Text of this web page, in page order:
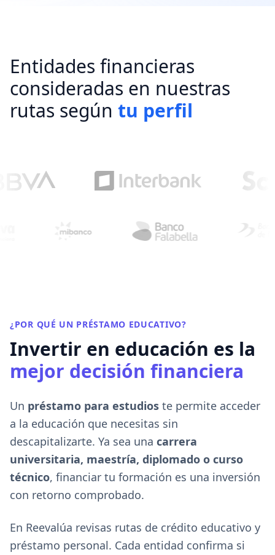
Entidades financieras
consideradas en nuestras
rutas según tu perfil
¿POR QUÉ UN PRÉSTAMO EDUCATIVO?
Invertir en educación es la
mejor decisión financiera
Un préstamo para estudios te permite acceder
a la educación que necesitas sin
descapitalizarte. Ya sea una carrera
universitaria, maestría, diplomado o curso
técnico, financiar tu formación es una inversión
con retorno comprobado.
En Reevalúa revisas rutas de crédito educativo y
préstamo personal. Cada entidad confirma si